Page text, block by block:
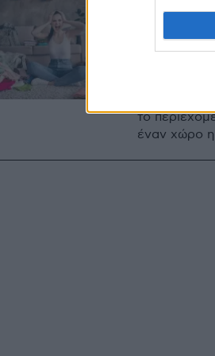
ίδιο
Μήπως σας
το
έναν χώρο